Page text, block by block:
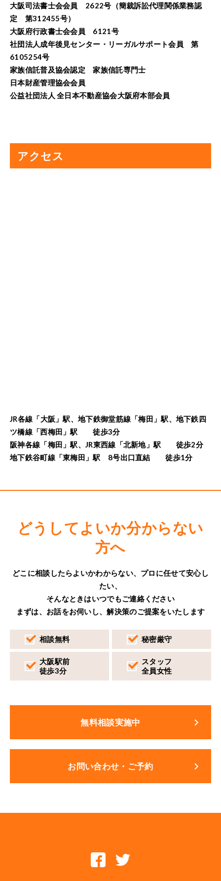
大阪司法書士会会員 2622号（簡裁訴訟代理関係業務認
定 第312455号）
大阪府行政書士会会員 6121号
社団法人成年後見センター・リーガルサポート会員 第
6105254号
家族信託普及協会認定 家族信託専門士
日本財産管理協会会員
公益社団法人 全日本不動産協会大阪府本部会員
アクセス
JR各線「大阪」駅、地下鉄御堂筋線「梅田」駅、地下鉄四
ツ橋線「西梅田」駅 徒歩3分
阪神各線「梅田」駅、JR東西線「北新地」駅 徒歩2分
地下鉄谷町線「東梅田」駅 8号出口直結 徒歩1分
どうしてよいか分からない
方へ
どこに相談したらよいかわからない、プロに任せて安心し
たい、
そんなときはいつでもご連絡ください
まずは、お話をお伺いし、解決策のご提案をいたします
相談無料 秘密厳守
大阪駅前
徒歩3分
スタッフ
全員女性
無料相談実施中 keyboard_arrow_right
お問い合わせ・ご予約 keyboard_arrow_right